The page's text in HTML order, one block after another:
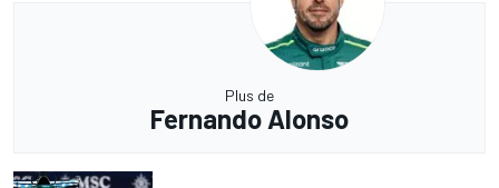
Plus de
Fernando Alonso